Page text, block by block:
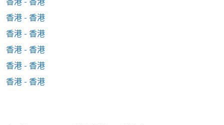
香港 - 香港
香港 - 香港
香港 - 香港
香港 - 香港
香港 - 香港